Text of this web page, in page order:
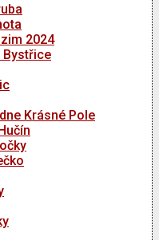
2024
Bystřice
Krásné Pole